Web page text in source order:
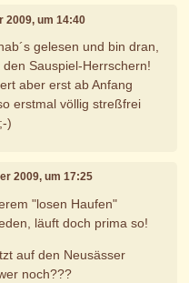
2009, um 14:40
gelesen und bin dran,
Sauspiel-Herrschern!
aber erst ab Anfang
erstmal völlig streßfrei
)
2009, um 17:25
"losen Haufen"
läuft doch prima so!
auf den Neusässer
noch???